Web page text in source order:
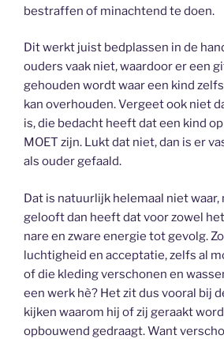
bestraffen of minachtend te doen.
Dit werkt juist bedplassen in de
ouders vaak niet, waardoor er een
gehouden wordt waar een kind
kan overhouden. Vergeet ook niet
is, die bedacht heeft dat een kind
MOET zijn. Lukt dat niet, dan is er
als ouder gefaald.
Dat is natuurlijk helemaal niet waar,
gelooft dan heeft dat voor zowel
nare en zware energie tot gevolg.
luchtigheid en acceptatie, zelfs al
of die kleding verschonen en
een werk hè? Het zit dus vooral bij
kijken waarom hij of zij geraakt
opbouwend gedraagt. Want